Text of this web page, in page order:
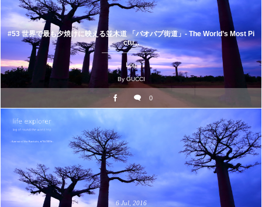
#53 世界で最も夕焼けに映える並木道 「バオバブ街道」- The World’s Most Pi
ctu...
Log
By GUCCI
0
6 Jul, 2016